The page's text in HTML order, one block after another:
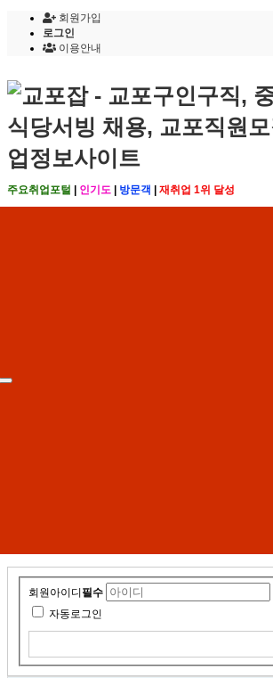
회원가입
로그인
이용안내
주요취업포털 인기도 방문객 재취업 1위 달성
회원아이디 필수
자동로그인